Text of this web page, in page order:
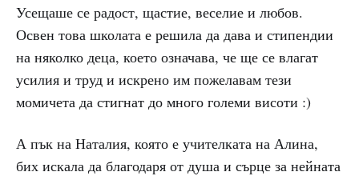
Усещаше се радост, щастие, веселие и любов.
Освен това школата е решила да дава и стипендии
на няколко деца, което означава, че ще се влагат
усилия и труд и искрено им пожелавам тези
момичета да стигнат до много големи висоти :)
А пък на Наталия, която е учителката на Алина,
бих искала да благодаря от душа и сърце за нейната